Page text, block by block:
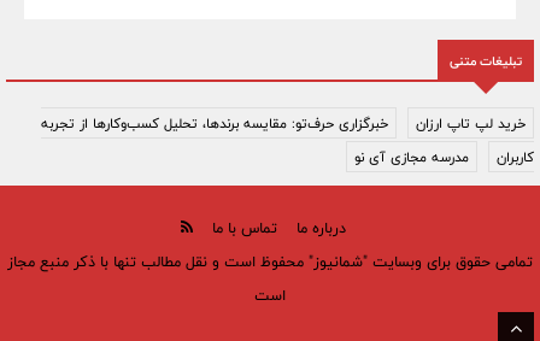
تبلیغات متنی
خرید لپ تاپ ارزان
خبرگزاری حرف‌تو: مقایسه برندها، تحلیل کسب‌وکارها از تجربه
کاربران
مدرسه مجازی آی نو
درباره ما
تماس با ما
تمامی حقوق برای وبسایت "شمانیوز" محفوظ است و نقل مطالب تنها با ذکر منبع مجاز
است